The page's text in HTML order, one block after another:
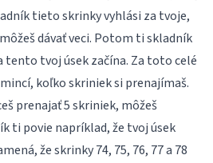
tieto skrinky vyhlási za tvoje,
dávať veci. Potom ti skladník
tento tvoj úsek začína. Za toto celé
koľko skriniek si prenajímaš.
prenajať 5 skriniek, môžeš
ti povie napríklad, že tvoj úsek
že skrinky 74, 75, 76, 77 a 78